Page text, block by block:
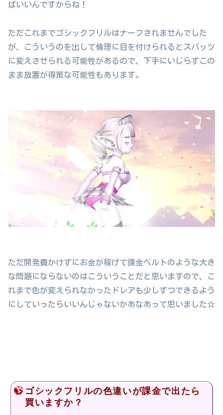
ばいいんですからね！
ただこれまでゴシックフリルはナーフされませんでした
が、こういうのを出して倫理に目を付けられるとスパッツ
に変えさせられる可能性があるので、下手にいじらずこの
まま放置が得策な可能性もあります。
ただ開発費かけずにお金が稼げて課金ベルトのような大き
な問題にならないのはこういうことだと思いますので、こ
れまで色が変えられなかったドレアも少しずつできるよう
にしていったらいいんじゃないかあなあって思いました☆
ゴシックフリルの色違いが課金で出たら
買いますか？